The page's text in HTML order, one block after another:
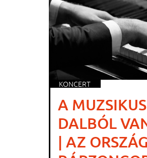
KONCERT
A
DALBÓL
| AZ